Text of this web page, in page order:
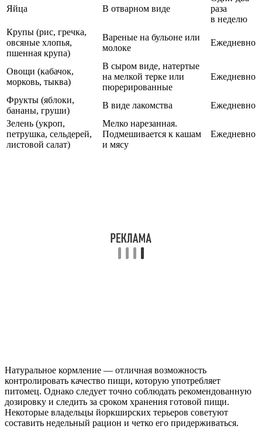
Яйца В отварном виде
раза
в неделю
Крупы (рис, гречка,
овсяные хлопья,
пшенная крупа)
Вареные на бульоне или
молоке
Ежедневно
Овощи (кабачок,
морковь, тыква)
В сыром виде, натертые
на мелкой терке или
пюрерированные
Ежедневно
Фрукты (яблоки,
бананы, груши)
В виде лакомства
Ежедневно
Зелень (укроп,
петрушка, сельдерей,
листовой салат)
Мелко нарезанная.
Подмешивается к кашам
и мясу
Ежедневно
Натуральное кормление — отличная возможность
контролировать качество пищи, которую употребляет
питомец. Однако следует точно соблюдать рекомендованную
дозировку и следить за сроком хранения готовой пищи.
Некоторые владельцы йоркширских терьеров советуют
составить недельный рацион и четко его придерживаться.